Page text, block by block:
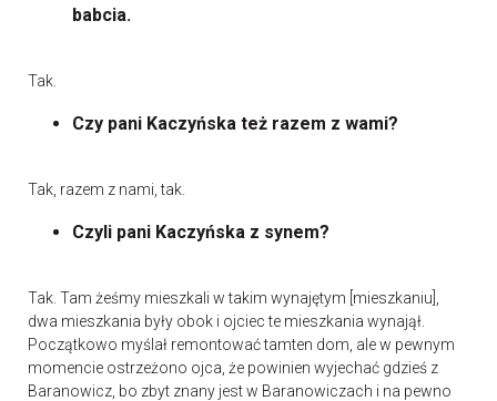
babcia.
Tak.
Czy pani Kaczyńska też razem z wami?
Tak, razem z nami, tak.
Czyli pani Kaczyńska z synem?
Tak. Tam żeśmy mieszkali w takim wynajętym [mieszkaniu],
dwa mieszkania były obok i ojciec te mieszkania wynajął.
Początkowo myślał remontować tamten dom, ale w pewnym
momencie ostrzeżono ojca, że powinien wyjechać gdzieś z
Baranowicz, bo zbyt znany jest w Baranowiczach i na pewno